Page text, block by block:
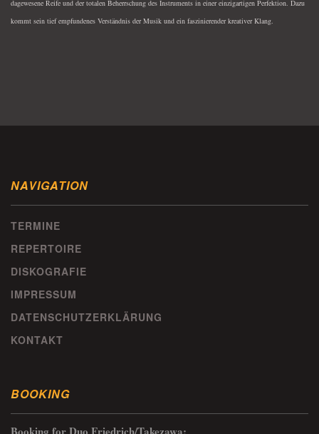
dagewesene Reife und der totalen Beherrschung des Instruments in einer einzigartigen Perfektion. Dazu
kommt sein tief empfundenes Verständnis der Musik und ein faszinierender kreativer Klang.
NAVIGATION
TERMINE
REPERTOIRE
DISKOGRAFIE
IMPRESSUM
DATENSCHUTZERKLÄRUNG
KONTAKT
BOOKING